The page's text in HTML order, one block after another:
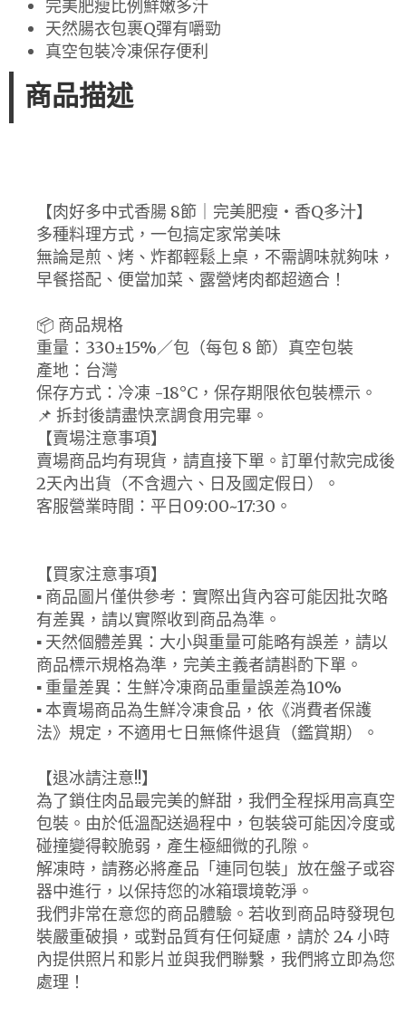
完美肥瘦比例鮮嫩多汁
天然腸衣包裹Q彈有嚼勁
真空包裝冷凍保存便利
商品描述
【肉好多中式香腸 8節｜完美肥瘦・香Q多汁】
多種料理方式，一包搞定家常美味
無論是煎、烤、炸都輕鬆上桌，不需調味就夠味，
早餐搭配、便當加菜、露營烤肉都超適合！
📦 商品規格
重量：330±15%／包（每包 8 節）真空包裝
產地：台灣
保存方式：冷凍 -18°C，保存期限依包裝標示。
📌 拆封後請盡快烹調食用完畢。
【賣場注意事項】
賣場商品均有現貨，請直接下單。訂單付款完成後
2天內出貨（不含週六、日及國定假日）。
客服營業時間：平日09:00~17:30。
【買家注意事項】
▪ 商品圖片僅供參考：實際出貨內容可能因批次略
有差異，請以實際收到商品為準。
▪ 天然個體差異：大小與重量可能略有誤差，請以
商品標示規格為準，完美主義者請斟酌下單。
▪ 重量差異：生鮮冷凍商品重量誤差為10%
▪ 本賣場商品為生鮮冷凍食品，依《消費者保護
法》規定，不適用七日無條件退貨（鑑賞期）。
【退冰請注意!!】
為了鎖住肉品最完美的鮮甜，我們全程採用高真空
包裝。由於低溫配送過程中，包裝袋可能因冷度或
碰撞變得較脆弱，產生極細微的孔隙。
解凍時，請務必將產品「連同包裝」放在盤子或容
器中進行，以保持您的冰箱環境乾淨。
我們非常在意您的商品體驗。若收到商品時發現包
裝嚴重破損，或對品質有任何疑慮，請於 24 小時
內提供照片和影片並與我們聯繫，我們將立即為您
處理！